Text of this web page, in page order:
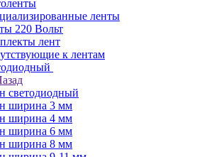
ленты
220 Вольт
лент
к лентам
светодиодный
ширина 3 мм
ширина 4 мм
ширина 6 мм
ширина 8 мм